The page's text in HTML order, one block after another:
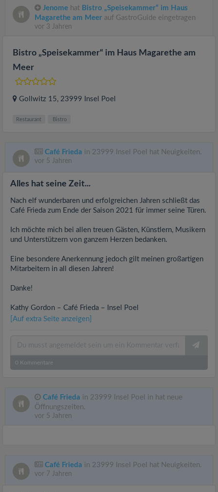
Jenome hat Bistro „Speisekammer“ im Haus
Magarethe am Meer auf GastroGuide eingetragen
vor 3 Jahren
Bistro „Speisekammer“ im Haus Magarethe am
Meer
Gollwitz 15, 23999 Insel Poel
Restaurant Bistro
Café Frieda in 23999 Insel Poel hat Neuigkeiten.
vor 5 Jahren
Alles hat seine Zeit...
Nach elf wunderbaren und erfolgreichen Jahren schließt das
Café Frieda zum Ende der Saison 2021 für immer seine Türen.
Ich möchte mich bei allen treuen Gästen, Künstlern, Musikern
und Unterstützern von ganzem Herzen bedanken.
Eine besondere Anerkennung jedoch gilt meinen großartigen
Mitarbeitern in all diesen Jahren!
Danke!
Kathy Gordon – Café Frieda – Insel Poel
[Auf extra Seite anzeigen]
0 Kommentare
Café Frieda in 23999 Insel Poel in hat neue
Öffnungszeiten.
vor 5 Jahren
Café Frieda in 23999 Insel Poel hat Neuigkeiten.
vor 7 Jahren